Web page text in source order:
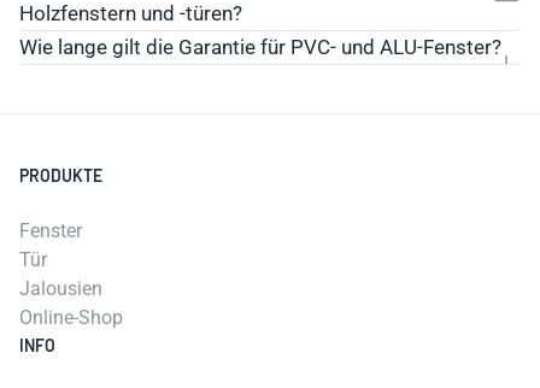
Holzfenstern und -türen?
Die Garantie gilt für 3 Jahre - bei ordnungsgemäßer
Wie lange gilt die Garantie für PVC- und ALU-Fenster?
PRODUKTE
Fenster
Tür
Jalousien
Online-Shop
INFO